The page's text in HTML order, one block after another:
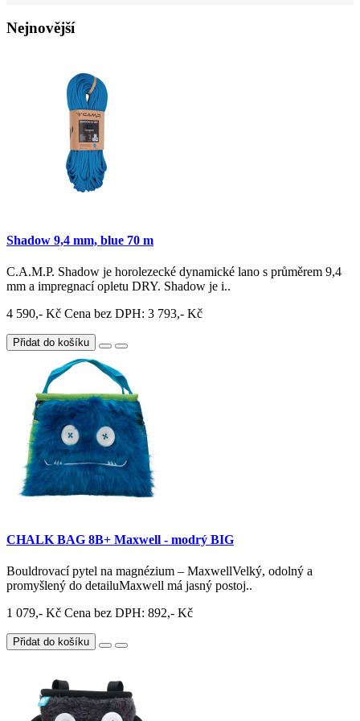
Nejnovější
Shadow 9,4 mm, blue 70 m
C.A.M.P. Shadow je horolezecké dynamické lano s průměrem 9,4
mm a impregnací opletu DRY. Shadow je i..
4 590,- Kč Cena bez DPH: 3 793,- Kč
Přidat do košíku
CHALK BAG 8B+ Maxwell - modrý BIG
Bouldrovací pytel na magnézium – MaxwellVelký, odolný a
promyšlený do detailuMaxwell má jasný postoj..
1 079,- Kč Cena bez DPH: 892,- Kč
Přidat do košíku